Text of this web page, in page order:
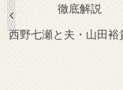
徹底解説
西野七瀬と夫・山田